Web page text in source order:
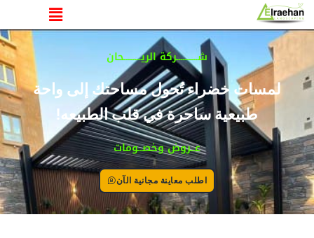
تخطي
إلى
المحتوى
القائمة
شــــــــــركة الريــــــــحان
لمسات خضراء تُحول مساحتك إلى واحة
طبيعية ساحرة في قلب الطبيعه!
عــروض وخصــومات
اطلب معاينة مجانية الآن